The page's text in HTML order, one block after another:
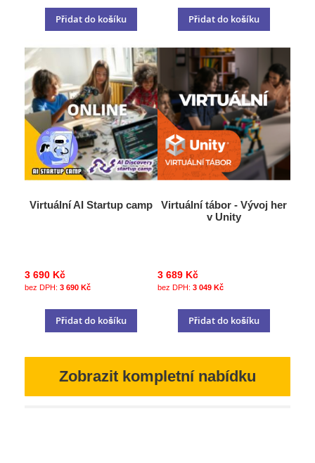
Přidat do košíku Přidat do košíku
Virtuální AI Startup camp
3 690 Kč
3 690 Kč
Přidat do košíku
Virtuální tábor - Vývoj her
v Unity
3 689 Kč
3 049 Kč
Přidat do košíku
Zobrazit kompletní nabídku